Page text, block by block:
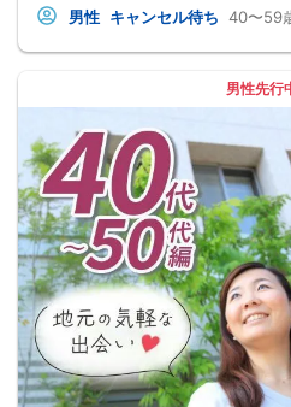
男性 キャンセル待ち 40〜59
男性先行